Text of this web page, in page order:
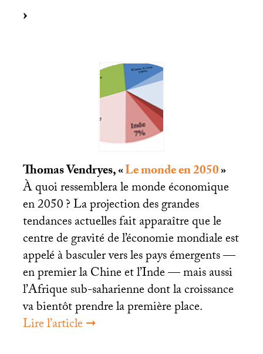
Thomas Vendryes, «Le monde en 2050»
À quoi ressemblera le monde économique
en 2050? La projection des grandes
tendances actuelles fait apparaître que le
centre de gravité de l’économie mondiale est
appelé à basculer vers les pays émergents —
en premier la Chine et l’Inde — mais aussi
l’Afrique sub-saharienne dont la croissance
va bientôt prendre la première place.
Lire l’article ➞